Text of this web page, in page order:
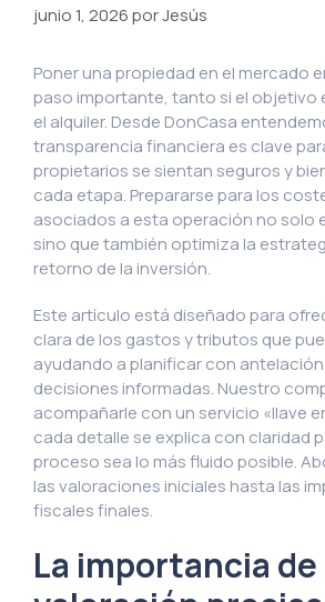
junio 1, 2026por Jesús
Poner una propiedad en el mercado
paso importante, tanto si el objetivo
el alquiler. Desde DonCasa
transparencia financiera es clave
propietarios se sientan seguros y
cada etapa. Prepararse para los
asociados a esta operación no solo
sino que también optimiza la
retorno de la inversión.
Este artículo está diseñado para
clara de los gastos y tributos que
ayudando a planificar con
decisiones informadas. Nuestro
acompañarle con un servicio «llave
cada detalle se explica con claridad
proceso sea lo más fluido posible.
las valoraciones iniciales hasta las
fiscales finales.
La importancia de